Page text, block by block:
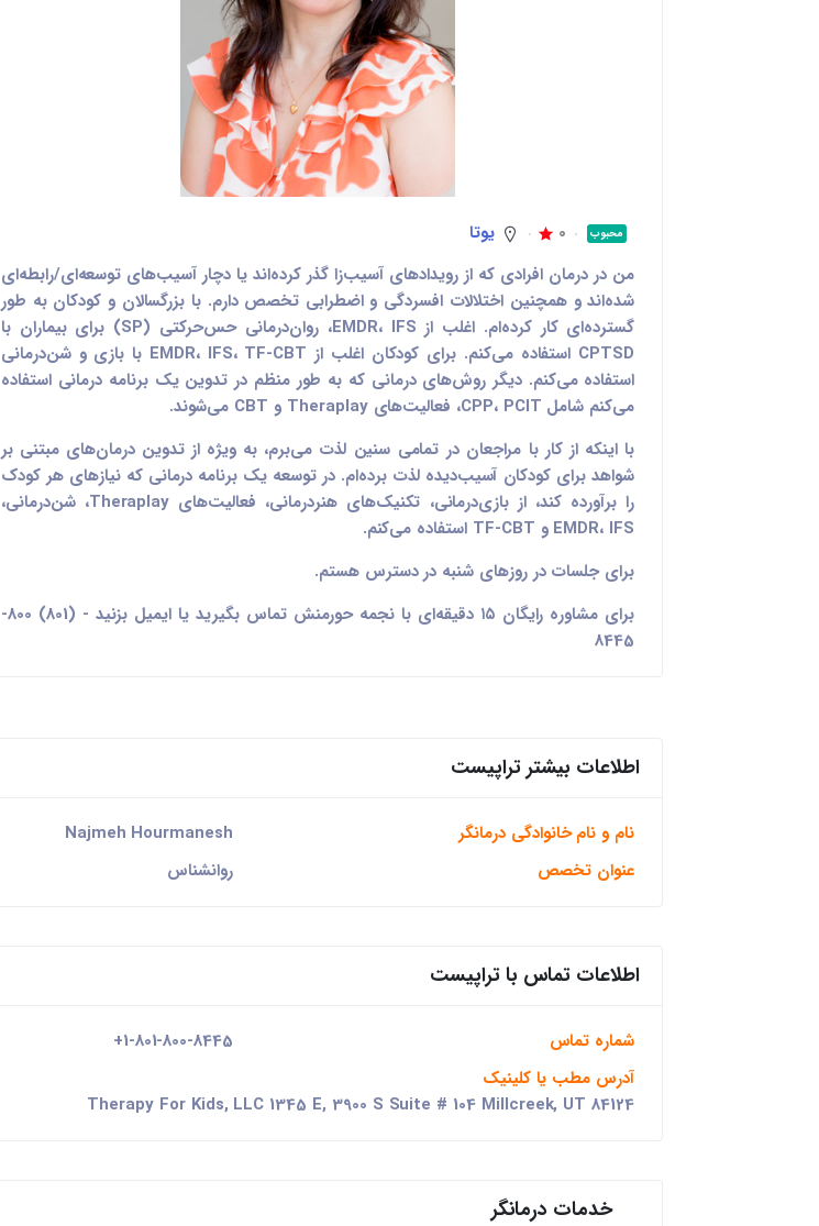
محبوب 0
یوتا
من در درمان افرادی که از رویدادهای آسیب‌زا گذر کرده‌اند یا دچار آسیب‌های توسعه‌ای/رابطه‌ای
شده‌اند و همچنین اختلالات افسردگی و اضطرابی تخصص دارم. با بزرگسالان و کودکان به طور
گسترده‌ای کار کرده‌ام. اغلب از EMDR، IFS، روان‌درمانی حس‌حرکتی (SP) برای بیماران با
CPTSD استفاده می‌کنم. برای کودکان اغلب از EMDR، IFS، TF-CBT با بازی و شن‌درمانی
استفاده می‌کنم. دیگر روش‌های درمانی که به طور منظم در تدوین یک برنامه درمانی استفاده
می‌کنم شامل CPP، PCIT، فعالیت‌های Theraplay و CBT می‌شوند.
با اینکه از کار با مراجعان در تمامی سنین لذت می‌برم، به ویژه از تدوین درمان‌های مبتنی بر
شواهد برای کودکان آسیب‌دیده لذت برده‌ام. در توسعه یک برنامه درمانی که نیازهای هر کودک
را برآورده کند، از بازی‌درمانی، تکنیک‌های هنردرمانی، فعالیت‌های Theraplay، شن‌درمانی،
EMDR، IFS و TF-CBT استفاده می‌کنم.
برای جلسات در روزهای شنبه در دسترس هستم.
برای مشاوره رایگان ۱۵ دقیقه‌ای با نجمه حورمنش تماس بگیرید یا ایمیل بزنید - (801) 800-
8445
اطلاعات بیشتر تراپیست
نام و نام خانوادگی درمانگر
Najmeh Hourmanesh
عنوان تخصص
روانشناس
اطلاعات تماس با تراپیست
شماره تماس
+1-801-800-8445
آدرس مطب یا کلینیک
Therapy For Kids, LLC 1345 E, 3900 S Suite # 104 Millcreek, UT 84124
خدمات درمانگر